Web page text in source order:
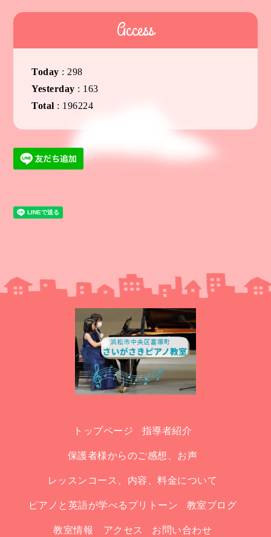
Access
Today : 298
Yesterday : 163
Total : 196224
トップページ 指導者紹介
保護者様からのご感想、お声
レッスンコース、内容、料金について
ピアノと英語が学べるプリトーン 教室ブログ
教室情報 アクセス お問い合わせ